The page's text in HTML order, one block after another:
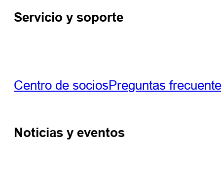
Servicio y soporte
Centro de sociosPreguntas
Noticias y eventos